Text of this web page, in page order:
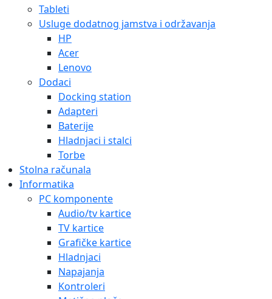
Tableti
Usluge dodatnog jamstva i održavanja
HP
Acer
Lenovo
Dodaci
Docking station
Adapteri
Baterije
Hladnjaci i stalci
Torbe
Stolna računala
Informatika
PC komponente
Audio/tv kartice
TV kartice
Grafičke kartice
Hladnjaci
Napajanja
Kontroleri